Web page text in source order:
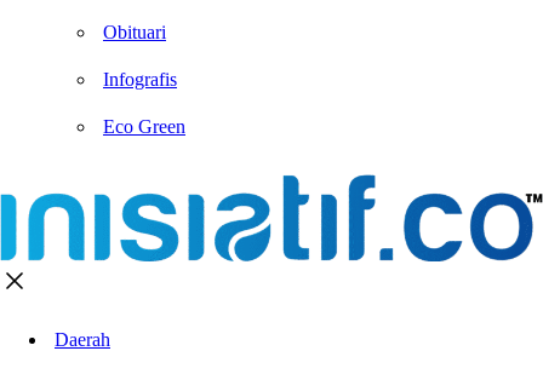
Obituari
Infografis
Eco Green
Daerah